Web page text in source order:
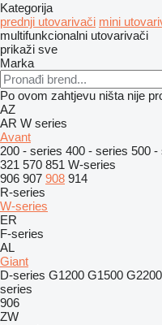
Kategorija
prednji utovarivači mini
multifunkcionalni utovarivači
prikaži sve
Marka
Po ovom zahtjevu ništa nije
AZ
AR W series
Avant
200 - series 400 - series 500 -
321 570 851 W-series
906 907 908 914
R-series
W-series
ER
F-series
AL
Giant
D-series G1200 G1500 G2200
series
906
ZW